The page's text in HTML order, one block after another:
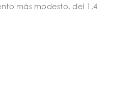
más modesto, del 1,4